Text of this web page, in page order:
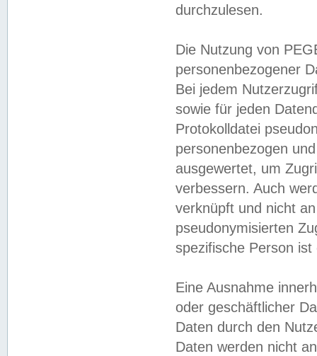
durchzulesen.
Die Nutzung von
personenbezogener
Bei jedem
sowie für jeden
Protokolldatei
personenbezogen
ausgewertet, um
verbessern. Auch
verknüpft und nicht
pseudonymisierten
spezifische Person
Eine Ausnahme
oder geschäftlicher
Daten durch den
Daten werden nicht